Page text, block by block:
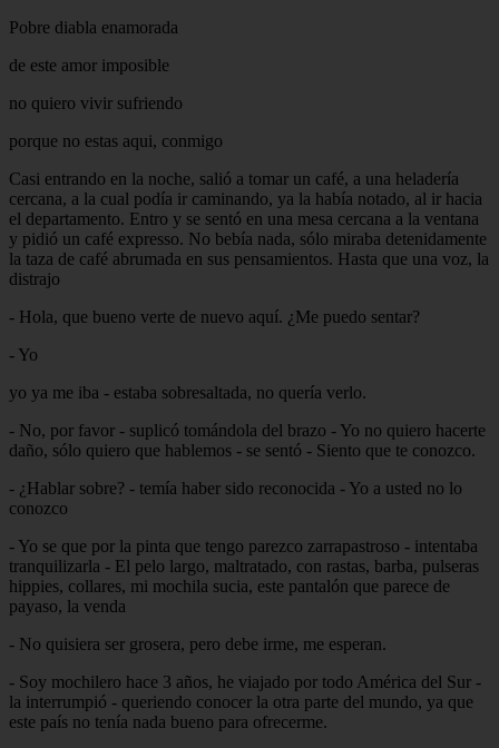
Pobre diabla enamorada
de este amor imposible
no quiero vivir sufriendo
porque no estas aqui, conmigo
Casi entrando en la noche, salió a tomar un café, a una heladería
cercana, a la cual podía ir caminando, ya la había notado, al ir hacia
el departamento. Entro y se sentó en una mesa cercana a la ventana
y pidió un café expresso. No bebía nada, sólo miraba detenidamente
la taza de café abrumada en sus pensamientos. Hasta que una voz, la
distrajo
- Hola, que bueno verte de nuevo aquí. ¿Me puedo sentar?
- Yo
yo ya me iba - estaba sobresaltada, no quería verlo.
- No, por favor - suplicó tomándola del brazo - Yo no quiero hacerte
daño, sólo quiero que hablemos - se sentó - Siento que te conozco.
- ¿Hablar sobre? - temía haber sido reconocida - Yo a usted no lo
conozco
- Yo se que por la pinta que tengo parezco zarrapastroso - intentaba
tranquilizarla - El pelo largo, maltratado, con rastas, barba, pulseras
hippies, collares, mi mochila sucia, este pantalón que parece de
payaso, la venda
- No quisiera ser grosera, pero debe irme, me esperan.
- Soy mochilero hace 3 años, he viajado por todo América del Sur -
la interrumpió - queriendo conocer la otra parte del mundo, ya que
este país no tenía nada bueno para ofrecerme.